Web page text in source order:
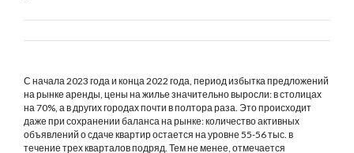
С начала 2023 года и конца 2022 года, период избытка предложений
на рынке аренды, цены на жилье значительно выросли: в столицах
на 70%, а в других городах почти в полтора раза. Это происходит
даже при сохранении баланса на рынке: количество активных
объявлений о сдаче квартир остается на уровне 55-56 тыс. в
течение трех кварталов подряд. Тем не менее, отмечается